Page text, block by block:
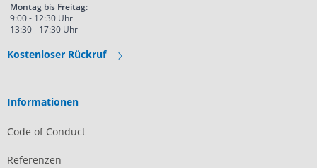
Montag bis Freitag:
9:00 - 12:30 Uhr
13:30 - 17:30 Uhr
Kostenloser Rückruf
Informationen
Code of Conduct
Referenzen